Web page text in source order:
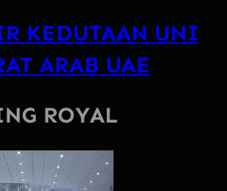
KEDUTAAN UNI
ARAB UAE
ROYAL